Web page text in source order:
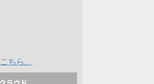
ちら。